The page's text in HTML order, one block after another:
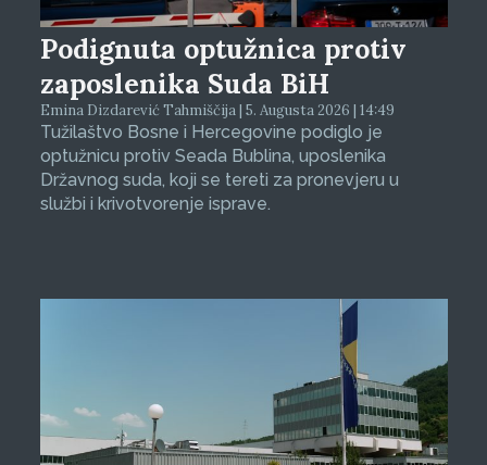
Podignuta optužnica protiv
zaposlenika Suda BiH
Emina Dizdarević Tahmiščija | 5. Augusta 2026 | 14:49
Tužilaštvo Bosne i Hercegovine podiglo je
optužnicu protiv Seada Bublina, uposlenika
Državnog suda, koji se tereti za pronevjeru u
službi i krivotvorenje isprave.